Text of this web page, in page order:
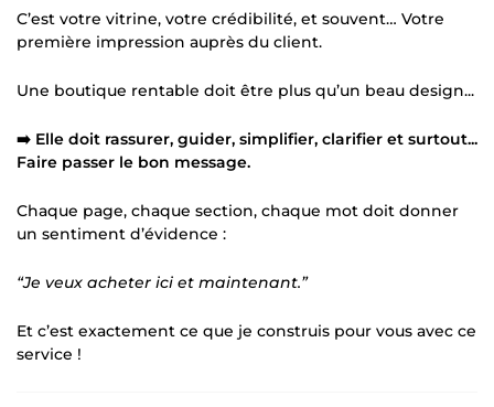
C’est votre vitrine, votre crédibilité, et souvent… Votre
première impression auprès du client.
Une boutique rentable doit être plus qu’un beau design...
➡️ Elle doit rassurer, guider, simplifier, clarifier et surtout...
Faire passer le bon message.
Chaque page, chaque section, chaque mot doit donner
un sentiment d’évidence :
“Je veux acheter ici et maintenant.”
Et c’est exactement ce que je construis pour vous avec ce
service !